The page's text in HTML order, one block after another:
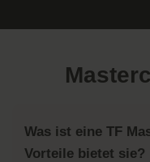
Was ist eine TF
Vorteile bietet sie?